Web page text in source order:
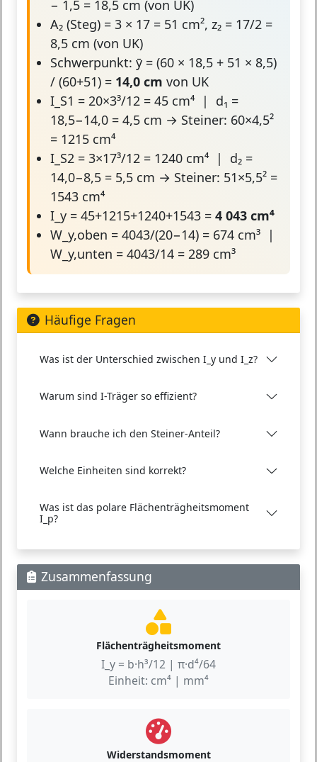
− 1,5 = 18,5 cm (von UK)
A₂ (Steg) = 3 × 17 = 51 cm², z₂ = 17/2 =
8,5 cm (von UK)
Schwerpunkt: ȳ = (60 × 18,5 + 51 × 8,5)
/ (60+51) = 14,0 cm von UK
I_S1 = 20×3³/12 = 45 cm⁴ | d₁ =
18,5−14,0 = 4,5 cm → Steiner: 60×4,5²
= 1215 cm⁴
I_S2 = 3×17³/12 = 1240 cm⁴ | d₂ =
14,0−8,5 = 5,5 cm → Steiner: 51×5,5² =
1543 cm⁴
I_y = 45+1215+1240+1543 = 4 043 cm⁴
W_y,oben = 4043/(20−14) = 674 cm³ |
W_y,unten = 4043/14 = 289 cm³
Häufige Fragen
Was ist der Unterschied zwischen I_y und I_z?
Warum sind I-Träger so effizient?
Wann brauche ich den Steiner-Anteil?
Welche Einheiten sind korrekt?
Was ist das polare Flächenträgheitsmoment
I_p?
Zusammenfassung
Flächenträgheitsmoment
I_y = b·h³/12 | π·d⁴/64
Einheit: cm⁴ | mm⁴
Widerstandsmoment